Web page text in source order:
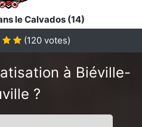
le Calvados (14)
(120 votes)
à Biéville-
?